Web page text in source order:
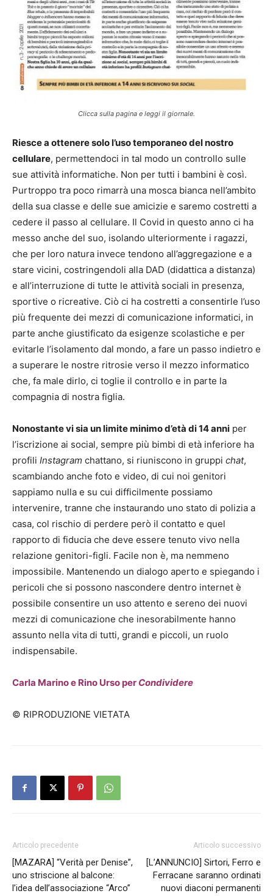
Clicca sulla pagina e leggi il giornale.
Riesce a ottenere solo l’uso temporaneo del nostro
cellulare, permettendoci in tal modo un controllo sulle
sue attività informatiche. Non per tutti i bambini è così.
Purtroppo tra poco rimarrà una mosca bianca nell’ambito
della sua classe e delle sue amicizie e saremo costretti a
cedere il passo al cellulare. Il Covid in questo anno ci ha
messo anche del suo, isolando ulteriormente i ragazzi,
che per loro natura invece tendono all’aggregazione e a
stare vicini, costringendoli alla DAD (didattica a distanza)
e all’interruzione di tutte le attività sociali in presenza,
sportive o ricreative. Ciò ci ha costretti a consentirle l’uso
più frequente dei mezzi di comunicazione informatici, in
parte anche giustificato da esigenze scolastiche e per
evitarle l’isolamento dal mondo, a fare un passo indietro e
a superare le nostre ritrosie verso il mezzo informatico
che, fa male dirlo, ci toglie il controllo e in parte la
compagnia di nostra figlia.
Nonostante vi sia un limite minimo d’età di 14 anni per
l’iscrizione ai social, sempre più bimbi di età inferiore ha
profili Instagram chattano, si riuniscono in gruppi chat,
scambiando anche foto e video, di cui noi genitori
sappiamo nulla e su cui difficilmente possiamo
intervenire, tranne che instaurando uno stato di polizia a
casa, col rischio di perdere però il contatto e quel
rapporto di fiducia che deve essere tenuto vivo nella
relazione genitori-figli. Facile non è, ma nemmeno
impossibile. Mantenendo un dialogo aperto e spiegando i
pericoli che si possono nascondere dentro internet è
possibile consentire un uso attento e sereno dei nuovi
mezzi di comunicazione che inesorabilmente hanno
assunto nella vita di tutti, grandi e piccoli, un ruolo
indispensabile.
Carla Marino e Rino Urso per Condividere
© RIPRODUZIONE VIETATA
Articolo precedente
[MAZARA] “Verità per Denise”,
uno striscione al balcone:
l’idea dell’associazione “Arco”
Articolo successivo
[L’ANNUNCIO] Sirtori, Ferro e
Ferracane saranno ordinati
nuovi diaconi permanenti